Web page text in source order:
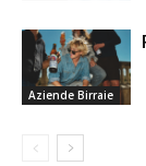
Aziende Birraie